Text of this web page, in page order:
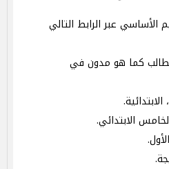
الأساسي عبر الرابط التالي
كما هو مدون في
الابتدائي.